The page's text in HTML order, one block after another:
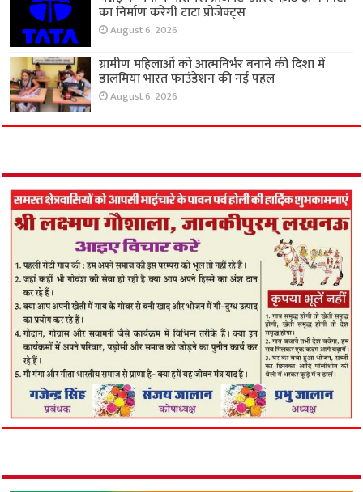
का निर्माण करेगी टाटा प्रोजेक्ट्स
August 6, 2026
ग्रामीण महिलाओं को आत्मनिर्भर बनाने की दिशा में
डालमिया भारत फाउंडेशन की नई पहल
August 6, 2026